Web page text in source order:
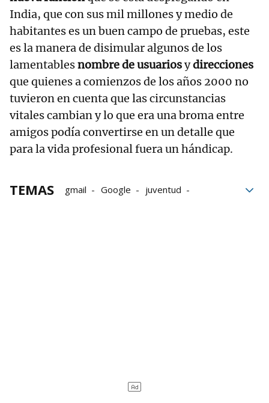
India, que con sus mil millones y medio de
habitantes es un buen campo de pruebas, este
es la manera de disimular algunos de los
lamentablesnombre de usuariosydirecciones
que quienes a comienzos de los años 2000 no
tuvieron en cuenta que las circunstancias
vitales cambian y lo que era una broma entre
amigos podía convertirse en un detalle que
para la vida profesional fuera un hándicap.
TEMAS gmail Google
juventud